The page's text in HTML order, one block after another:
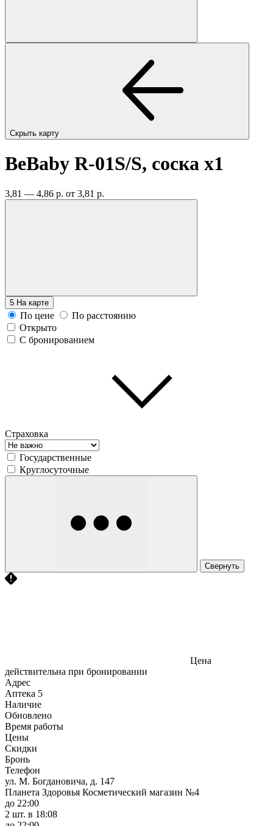
Скрыть карту
BeBaby R-01S/S, соска x1
3,81 — 4,86 р. от 3,81 р.
5 На карте
По цене
По расстоянию
Открыто
С бронированием
Страховка
Государственные
Круглосуточные
Свернуть
Цена
действительна при бронировании
Адрес
Аптека 5
Наличие
Обновлено
Время работы
Цены
Скидки
Бронь
Телефон
ул. М. Богдановича, д. 147
Планета Здоровья Косметический магазин №4
до 22:00
2 шт. в 18:08